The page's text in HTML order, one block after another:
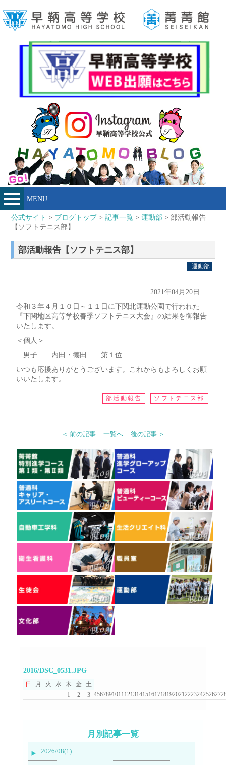
MENU
公式サイト > ブログトップ>記事一覧 >運動部 > 部活動報告
【ソフトテニス部】
部活動報告【ソフトテニス部】
運動部
2021年04月20日
令和３年４月１０日～１１日に下関北運動公園で行われた
『下関地区高等学校春季ソフトテニス大会』の結果を御報告
いたします。
＜個人＞
男子 内田・德田 第１位
いつも応援ありがとうございます。これからもよろしくお願
いいたします。
部活動報告 ソフトテニス部
＜ 前の記事 一覧へ 後の記事 ＞
2016/DSC_0531.JPG
日 月 火 水 木 金
土
1
2 3 4567891011 12131415161718192021 222324252627
月別記事一覧
2026/08(1)